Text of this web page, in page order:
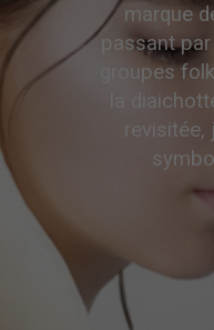
marque
passant
groupes
la
revisitée,